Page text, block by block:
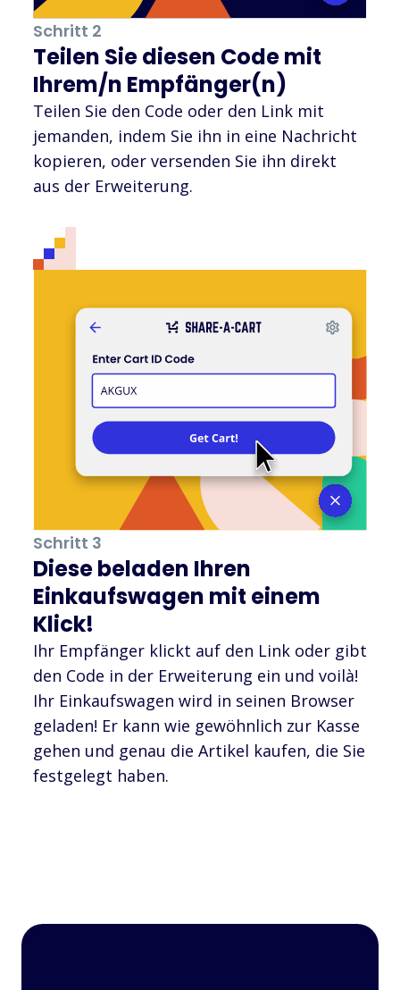
Schritt 2
Teilen Sie diesen Code mit
Ihrem/n Empfänger(n)
Teilen Sie den Code oder den Link mit
jemanden, indem Sie ihn in eine Nachricht
kopieren, oder versenden Sie ihn direkt
aus der Erweiterung.
Schritt 3
Diese beladen Ihren
Einkaufswagen mit einem
Klick!
Ihr Empfänger klickt auf den Link oder gibt
den Code in der Erweiterung ein und voilà!
Ihr Einkaufswagen wird in seinen Browser
geladen! Er kann wie gewöhnlich zur Kasse
gehen und genau die Artikel kaufen, die Sie
festgelegt haben.